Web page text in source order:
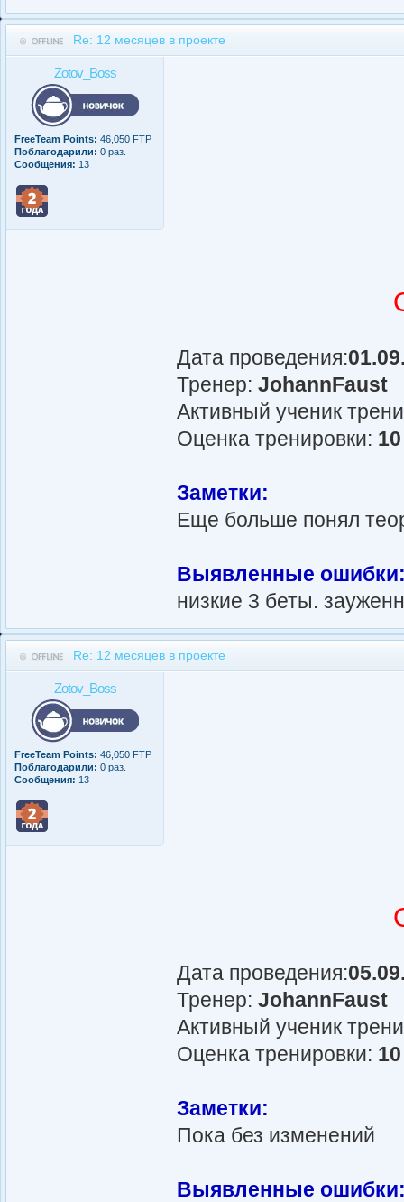
Re: 12 месяцев в проекте
Zotov_Boss
FreeTeam Points: 46,050 FTP
Поблагодарили: 0 раз.
Сообщения: 13
Дата проведения:
Тренер: JohannFaust
Активный ученик
Оценка тренировки:
Заметки:
Еще больше понял
Выявленные
низкие 3 беты.
Re: 12 месяцев в проекте
Zotov_Boss
FreeTeam Points: 46,050 FTP
Поблагодарили: 0 раз.
Сообщения: 13
Дата проведения:
Тренер: JohannFaust
Активный ученик
Оценка тренировки:
Заметки:
Пока без изменений
Выявленные